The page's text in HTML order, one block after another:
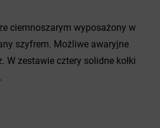
ciemnoszarym wyposażony w
szyfrem. Możliwe awaryjne
W zestawie cztery solidne kołki